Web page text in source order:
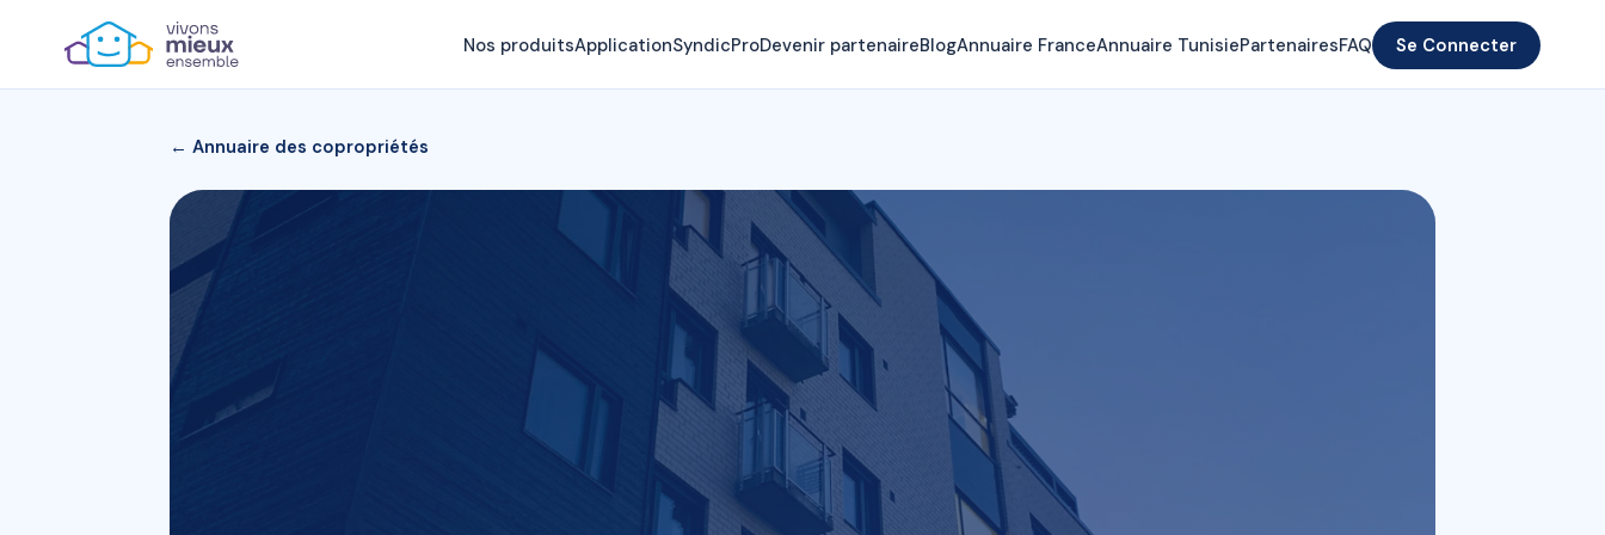
Nos produitsApplicationSyndicProDevenir partenaireBlogAnnuaire FranceAnnuaire TunisiePartenairesFAQ Se Connecter
← Annuaire des copropriétés